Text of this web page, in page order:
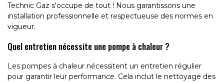
Technic Gaz s'occupe de tout ! Nous garantissons une
installation professionnelle et respectueuse des normes en
vigueur.
Quel entretien nécessite une pompe à chaleur ?
Les pompes à chaleur nécessitent un entretien régulier
pour garantir leur performance. Cela inclut le nettoyage des